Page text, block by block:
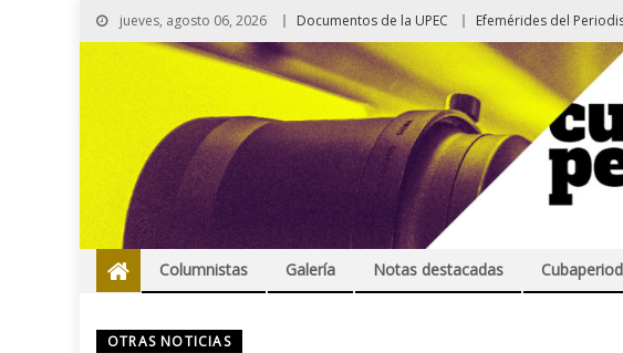
jueves, agosto 06, 2026 Documentos de la UPEC Efemérides del
Columnistas Galería Notas destacadas
OTRAS NOTICIAS